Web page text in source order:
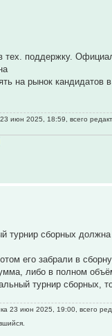
поддержку.
на рынок кандидатов
июн 2025, 18:59, всего
турнир сборных
его забрали в
либо в полном
турнир
23 июн 2025, 19:00, всего